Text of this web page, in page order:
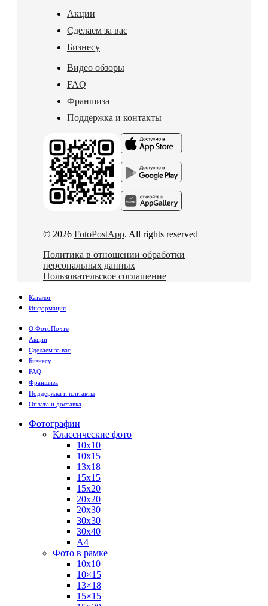
Акции
Сделаем за вас
Бизнесу
Видео обзоры
FAQ
Франшиза
Поддержка и контакты
© 2026 FotoPostApp. All rights reserved
Политика в отношении обработки
персональных данных
Пользовательское соглашение
Каталог
Информация
О ФотоПочте
Акции
Сделаем за вас
Бизнесу
FAQ
Франшиза
Поддержка и контакты
Оплата и доставка
Фотографии
Классические фото
10х10
10х15
13х18
15х15
15х20
20х20
20х30
30х30
30х40
А4
Фото в рамке
10х10
10×15
13×18
15×15